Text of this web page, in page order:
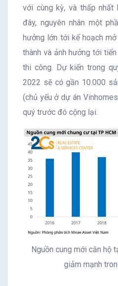
với cùng kỳ, và thấp
đây, nguyên nhân một
hưởng lớn tới kế hoạch
thành và ảnh hưởng tới
thi công. Dự kiến trong
2022 sẽ có gần 10.000
(chủ yếu ở dự án
quý trước đó cộng lại.
Nguồn cung mới căn hộ
giảm mạnh